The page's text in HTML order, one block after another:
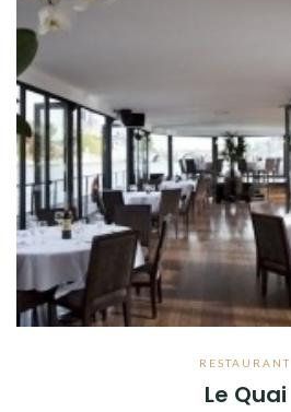
RESTAURANT
Le Quai